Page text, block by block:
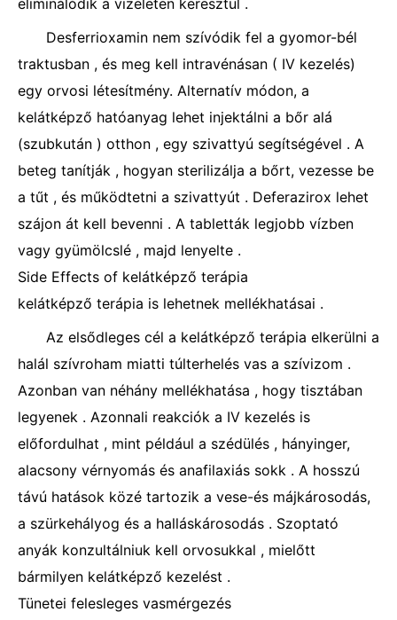
eliminálódik a vizeleten keresztül .
Desferrioxamin nem szívódik fel a gyomor-bél
traktusban , és meg kell intravénásan ( IV kezelés)
egy orvosi létesítmény. Alternatív módon, a
kelátképző hatóanyag lehet injektálni a bőr alá
(szubkután ) otthon , egy szivattyú segítségével . A
beteg tanítják , hogyan sterilizálja a bőrt, vezesse be
a tűt , és működtetni a szivattyút . Deferazirox lehet
szájon át kell bevenni . A tabletták legjobb vízben
vagy gyümölcslé , majd lenyelte .
Side Effects of kelátképző terápia
kelátképző terápia is lehetnek mellékhatásai .
Az elsődleges cél a kelátképző terápia elkerülni a
halál szívroham miatti túlterhelés vas a szívizom .
Azonban van néhány mellékhatása , hogy tisztában
legyenek . Azonnali reakciók a IV kezelés is
előfordulhat , mint például a szédülés , hányinger,
alacsony vérnyomás és anafilaxiás sokk . A hosszú
távú hatások közé tartozik a vese-és májkárosodás,
a szürkehályog és a halláskárosodás . Szoptató
anyák konzultálniuk kell orvosukkal , mielőtt
bármilyen kelátképző kezelést .
Tünetei felesleges vasmérgezés